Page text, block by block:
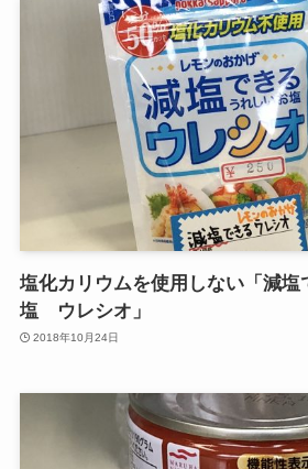
塩化カリウムを使用しない「減
塩 ウレシオ」
2018年10月24日